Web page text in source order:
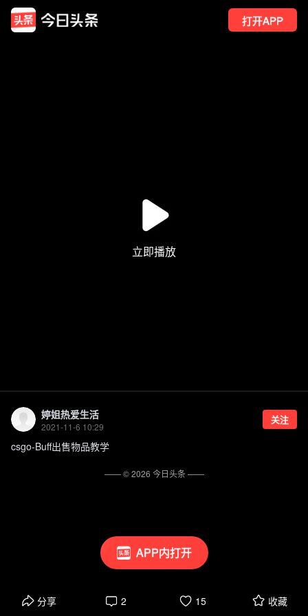
打开APP
APP内打开
婷姐热爱生活
2021-11-6 10:29
关注
csgo-Buff出售物品教学
分享 2 15 收藏
—— ©2026 今日头条——